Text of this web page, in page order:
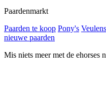
Paardenmarkt
Paarden te koop Pony's Veulens
nieuwe paarden
Mis niets meer met de ehorses